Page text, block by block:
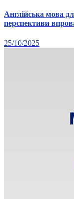
Англійська мова
перспективи
25/10/2025